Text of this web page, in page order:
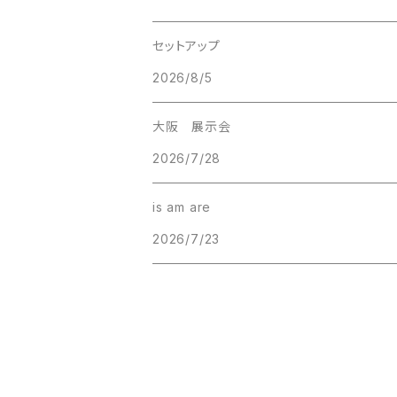
セットアップ
2026/8/5
大阪 展示会
2026/7/28
is am are
2026/7/23